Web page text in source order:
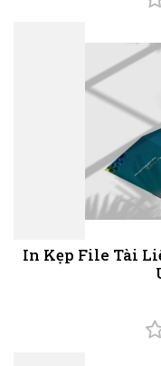
In Kẹp File Tài